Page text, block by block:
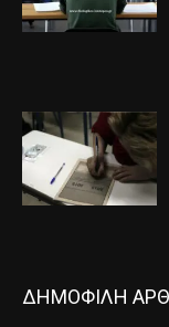
ΔΗΜΟΦΙΛΗ